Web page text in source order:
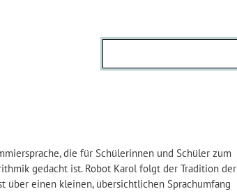
die für Schülerinnen und Schüler zum
gedacht ist. Robot Karol folgt der Tradition der
über einen kleinen, übersichtlichen Sprachumfang